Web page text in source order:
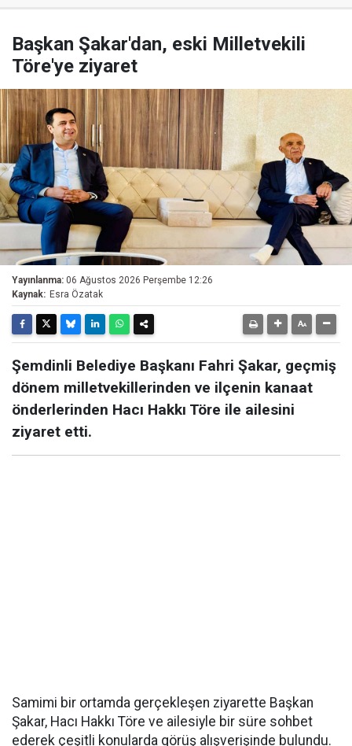
Başkan Şakar'dan, eski Milletvekili
Töre'ye ziyaret
Yayınlanma: 06 Ağustos 2026 Perşembe 12:26
Kaynak: Esra Özatak
Şemdinli Belediye Başkanı Fahri Şakar, geçmiş
dönem milletvekillerinden ve ilçenin kanaat
önderlerinden Hacı Hakkı Töre ile ailesini
ziyaret etti.
Samimi bir ortamda gerçekleşen ziyarette Başkan
Şakar, Hacı Hakkı Töre ve ailesiyle bir süre sohbet
ederek çeşitli konularda görüş alışverişinde bulundu.